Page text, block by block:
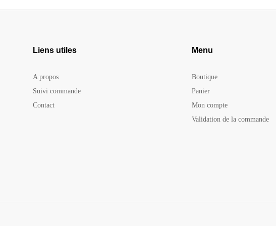
Liens utiles
A propos
Suivi commande
Contact
Menu
Boutique
Panier
Mon compte
Validation de la commande